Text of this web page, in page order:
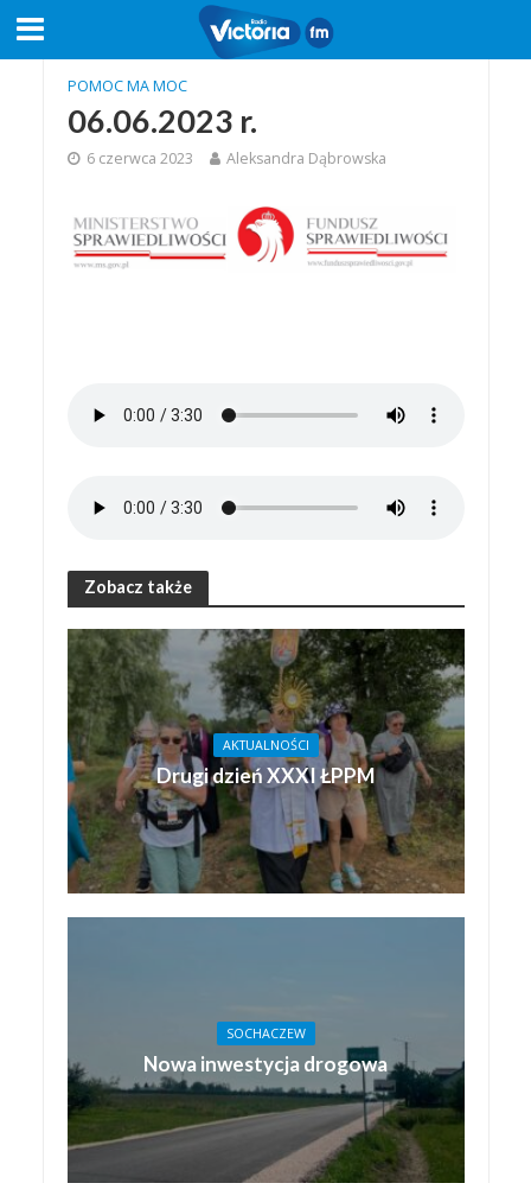
POMOC MA MOC
06.06.2023 r.
6 czerwca 2023 Aleksandra Dąbrowska
Zobacz także
AKTUALNOŚCI
Drugi dzień XXXI ŁPPM
SOCHACZEW
Nowa inwestycja drogowa